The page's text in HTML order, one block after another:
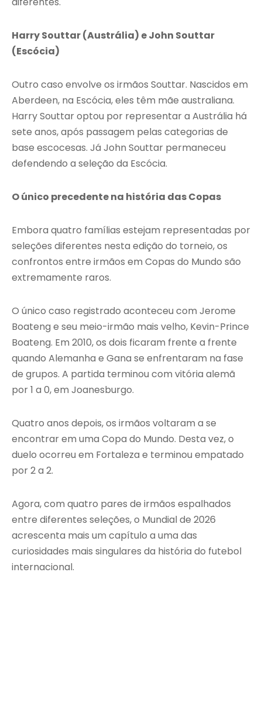
Harry Souttar (Austrália) e John Souttar
(Escócia)
Outro caso envolve os irmãos Souttar. Nascidos em
Aberdeen, na Escócia, eles têm mãe australiana.
Harry Souttar optou por representar a Austrália há
sete anos, após passagem pelas categorias de
base escocesas. Já John Souttar permaneceu
defendendo a seleção da Escócia.
O único precedente na história das Copas
Embora quatro famílias estejam representadas por
seleções diferentes nesta edição do torneio, os
confrontos entre irmãos em Copas do Mundo são
extremamente raros.
O único caso registrado aconteceu com Jerome
Boateng e seu meio-irmão mais velho, Kevin-Prince
Boateng. Em 2010, os dois ficaram frente a frente
quando Alemanha e Gana se enfrentaram na fase
de grupos. A partida terminou com vitória alemã
por 1 a 0, em Joanesburgo.
Quatro anos depois, os irmãos voltaram a se
encontrar em uma Copa do Mundo. Desta vez, o
duelo ocorreu em Fortaleza e terminou empatado
por 2 a 2.
Agora, com quatro pares de irmãos espalhados
entre diferentes seleções, o Mundial de 2026
acrescenta mais um capítulo a uma das
curiosidades mais singulares da história do futebol
internacional.